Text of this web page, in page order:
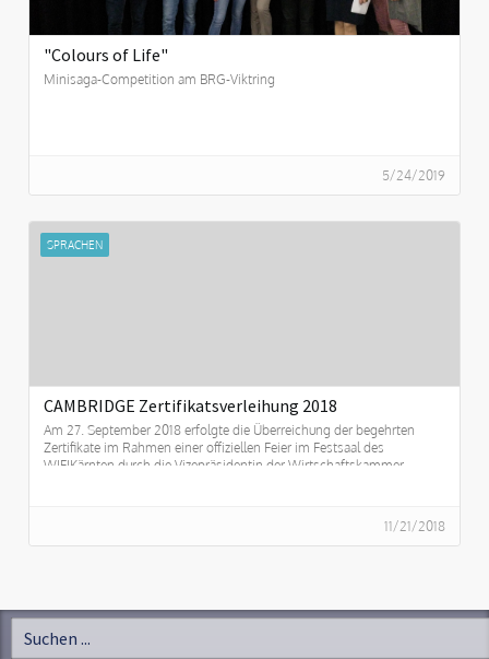
"Colours of Life"
Minisaga-Competition am BRG-Viktring
5/24/2019
SPRACHEN
CAMBRIDGE Zertifikatsverleihung 2018
Am 27. September 2018 erfolgte die Überreichung der begehrten
Zertifikate im Rahmen einer offiziellen Feier im Festsaal des
WIFIKärnten durch die Vizepräsidentin der Wirtschaftskammer
11/21/2018